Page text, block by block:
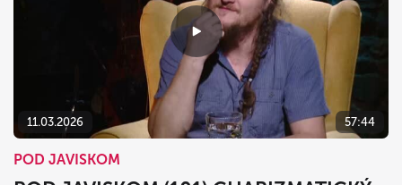
11.03.2026 57:44
POD JAVISKOM